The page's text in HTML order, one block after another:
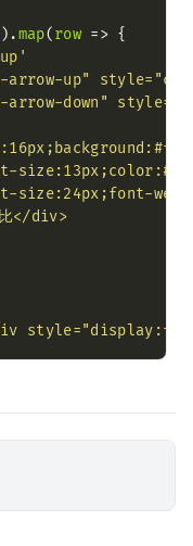
).map(row
up"
down"
size:24px;font-
环比</div>